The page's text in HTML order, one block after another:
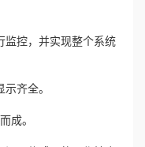
控，并实现整个系统
齐全。
成。